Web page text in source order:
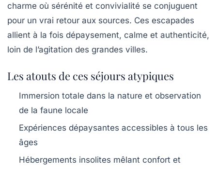
charme où sérénité et convivialité se conjuguent
pour un vrai retour aux sources. Ces escapades
allient à la fois dépaysement, calme et authenticité,
loin de l’agitation des grandes villes.
Les atouts de ces séjours atypiques
Immersion totale dans la nature et observation
de la faune locale
Expériences dépaysantes accessibles à tous les
âges
Hébergements insolites mêlant confort et